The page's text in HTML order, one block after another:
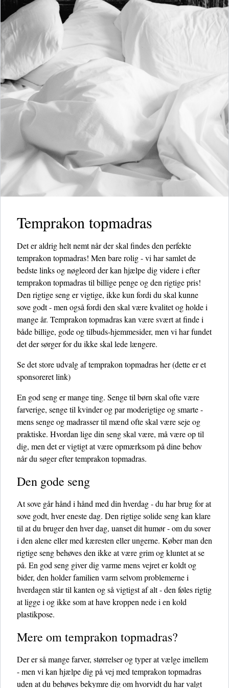
Temprakon topmadras
Det er aldrig helt nemt når der skal findes den perfekte
temprakon topmadras! Men bare rolig - vi har samlet de
bedste links og nøgleord der kan hjælpe dig videre i efter
temprakon topmadras til billige penge og den rigtige pris!
Den rigtige seng er vigtige, ikke kun fordi du skal kunne
sove godt - men også fordi den skal være kvalitet og holde i
mange år. Temprakon topmadras kan være svært at finde i
både billige, gode og tilbuds-hjemmesider, men vi har fundet
det der sørger for du ikke skal lede længere.
Se det store udvalg af temprakon topmadras her(dette er et
sponsoreret link)
En god seng er mange ting. Senge til børn skal ofte være
farverige, senge til kvinder og par moderigtige og smarte -
mens senge og madrasser til mænd ofte skal være seje og
praktiske. Hvordan lige din seng skal være, må være op til
dig, men det er vigtigt at være opmærksom på dine behov
når du søger efter temprakon topmadras.
Den gode seng
At sove går hånd i hånd med din hverdag - du har brug for at
sove godt, hver eneste dag. Den rigtige solide seng kan klare
til at du bruger den hver dag, uanset dit humør - om du sover
i den alene eller med kæresten eller ungerne. Køber man den
rigtige seng behøves den ikke at være grim og kluntet at se
på. En god seng giver dig varme mens vejret er koldt og
bider, den holder familien varm selvom problemerne i
hverdagen står til kanten og så vigtigst af alt - den føles rigtig
at ligge i og ikke som at have kroppen nede i en kold
plastikpose.
Mere om temprakon topmadras?
Der er så mange farver, størrelser og typer at vælge imellem
- men vi kan hjælpe dig på vej med temprakon topmadras
uden at du behøves bekymre dig om hvorvidt du har valgt